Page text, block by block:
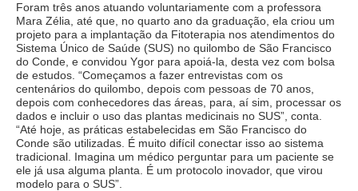
Foram três anos atuando voluntariamente com a professora
Mara Zélia, até que, no quarto ano da graduação, ela criou um
projeto para a implantação da Fitoterapia nos atendimentos do
Sistema Único de Saúde (SUS) no quilombo de São Francisco
do Conde, e convidou Ygor para apoiá-la, desta vez com bolsa
de estudos. “Começamos a fazer entrevistas com os
centenários do quilombo, depois com pessoas de 70 anos,
depois com conhecedores das áreas, para, aí sim, processar os
dados e incluir o uso das plantas medicinais no SUS”, conta.
“Até hoje, as práticas estabelecidas em São Francisco do
Conde são utilizadas. É muito difícil conectar isso ao sistema
tradicional. Imagina um médico perguntar para um paciente se
ele já usa alguma planta. É um protocolo inovador, que virou
modelo para o SUS”.